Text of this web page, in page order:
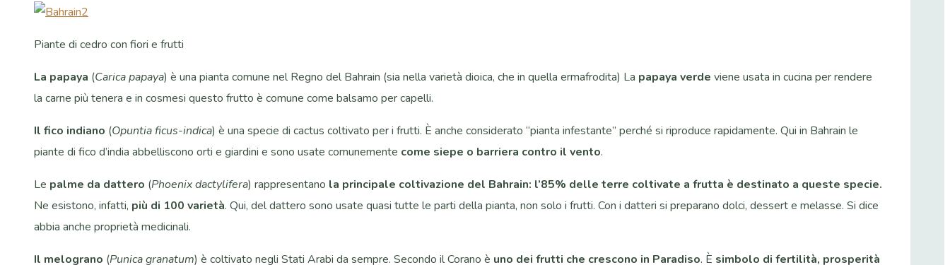
Piante di cedro con fiori e frutti
La papaya (Carica papaya) è una pianta comune nel Regno del Bahrain (sia nella varietà dioica, che in quella ermafrodita) La papaya verde viene usata in cucina per rendere
la carne più tenera e in cosmesi questo frutto è comune come balsamo per capelli.
Il fico indiano (Opuntia ficus-indica) è una specie di cactus coltivato per i frutti. È anche considerato “pianta infestante” perché si riproduce rapidamente. Qui in Bahrain le
piante di fico d’india abbelliscono orti e giardini e sono usate comunemente come siepe o barriera contro il vento.
Le palme da dattero (Phoenix dactylifera) rappresentano la principale coltivazione del Bahrain: l’85% delle terre coltivate a frutta è destinato a queste specie.
Ne esistono, infatti, più di 100 varietà. Qui, del dattero sono usate quasi tutte le parti della pianta, non solo i frutti. Con i datteri si preparano dolci, dessert e melasse. Si dice
abbia anche proprietà medicinali.
Il melograno (Punica granatum) è coltivato negli Stati Arabi da sempre. Secondo il Corano è uno dei frutti che crescono in Paradiso. È simbolo di fertilità, prosperità